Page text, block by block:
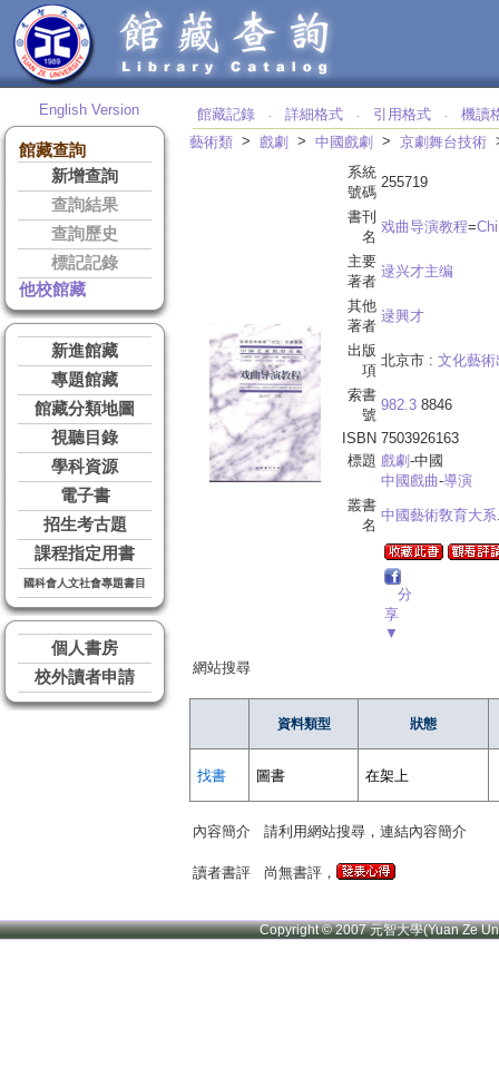
English Version
館藏查詢
新增查詢
查詢結果
查詢歷史
標記記錄
他校館藏
新進館藏
專題館藏
館藏分類地圖
視聽目錄
學科資源
電子書
招生考古題
課程指定用書
國科會人文社會專題書目
個人書房
校外讀者申請
館藏記錄 ‧ 詳細格式 ‧ 引用格式 ‧
機讀
藝術類 > 戲劇 > 中國戲劇 > 京劇舞台技術
系統
號碼
255719
書刊
名
戏曲导演教程=
主要
著者
逯兴才主编
其他
著者
逯興才
出版
項
北京市 : 文化藝術
索書
號
982.3 8846
ISBN 7503926163
標題 戲劇 -中國
中國戲曲-導演
叢書
名
中國藝術敎育大系
分
享
▼
網站搜尋
資料類型 狀態
找書 圖書 在架上
內容簡介 請利用網站搜尋，連結內容簡介
讀者書評 尚無書評，
Copyright © 2007 元智大學(Yuan Ze